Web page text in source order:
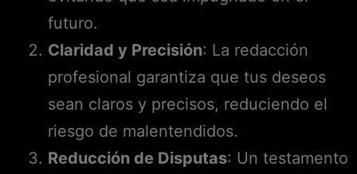
futuro.
Claridad y Precisión: La redacción
profesional garantiza que tus deseos
sean claros y precisos, reduciendo el
riesgo de malentendidos.
Reducción de Disputas: Un testamento